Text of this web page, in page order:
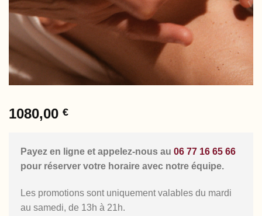
1080,00 €
Payez en ligne et appelez-nous au 06 77 16 65 66
pour réserver votre horaire avec notre équipe.
Les promotions sont uniquement valables du mardi
au samedi, de 13h à 21h.